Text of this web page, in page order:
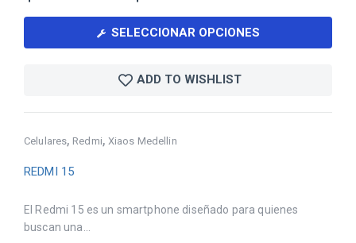
Celulares, Redmi, Xiaos Medellin
REDMI 15
El Redmi 15 es un smartphone diseñado para quienes
buscan una...
SELECCIONAR OPCIONES
ADD TO WISHLIST